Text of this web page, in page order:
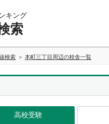
キング
索
検索 本町三丁目周辺の校舎一覧
高校受験